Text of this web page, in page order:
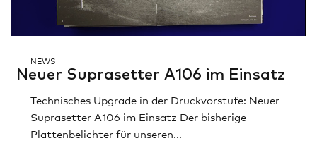
Verantwortung
Services
Kontakt
Unmute
NEWS
Neu­er Sup­ra­set­ter A106 im Ein­satz
Technisches Upgrade in der Druckvorstufe: Neuer
Suprasetter A106 im Einsatz Der bisherige
Plattenbelichter für unseren...